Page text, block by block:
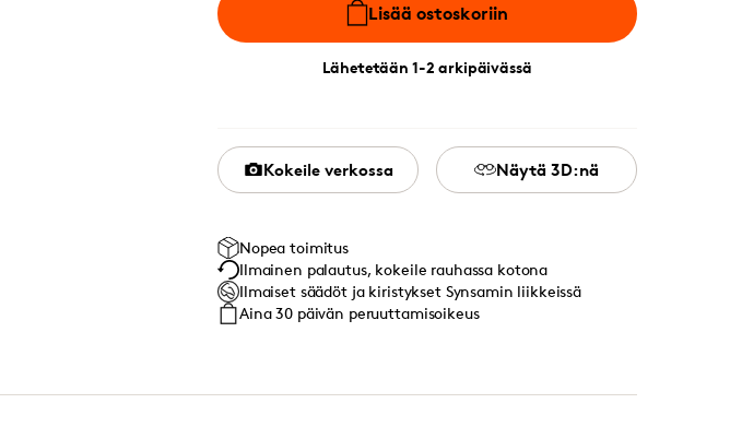
Lisää ostoskoriin
Lähetetään 1-2 arkipäivässä
Kokeile verkossa Näytä 3D:nä
Nopea toimitus
Ilmainen palautus, kokeile rauhassa kotona
Ilmaiset säädöt ja kiristykset Synsamin liikkeissä
Aina 30 päivän peruuttamisoikeus